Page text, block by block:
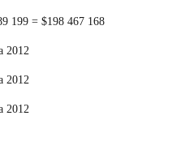
199 = $198 467 168
2012
2012
2012